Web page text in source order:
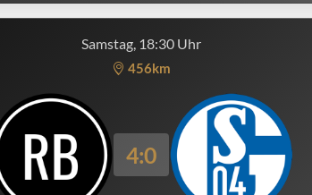
Samstag, 18:30 Uhr
456km
4:0